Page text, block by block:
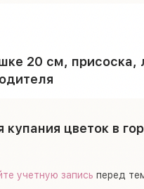
20 см, присоска,
цветок в
учетную запись перед